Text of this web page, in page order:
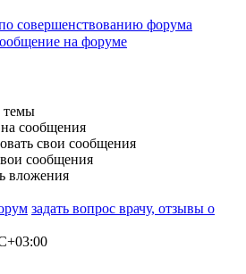
совершенствованию форума
на форуме
темы
на сообщения
свои сообщения
сообщения
вложения
задать вопрос врачу, отзывы о